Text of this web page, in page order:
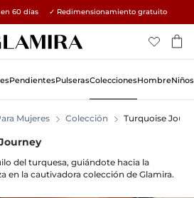
15% en todos los pedidos →
en 60 días ✓ Redimensionamiento gratuito
PendientesPulserasColeccionesHombreNiños
Mujeres Colección Turquoise
del turquesa, guiándote hacia la
en la cautivadora colección de Glamira.